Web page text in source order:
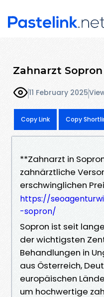
Zahnarzt Sopron
11 February 2025
Copy Link Copy
**Zahnarzt in
zahnärztliche
erschwinglichen
https://
-sopron/
Sopron ist seit
der wichtigsten
Behandlungen in
aus Österreich,
europäischen
um hochwertige